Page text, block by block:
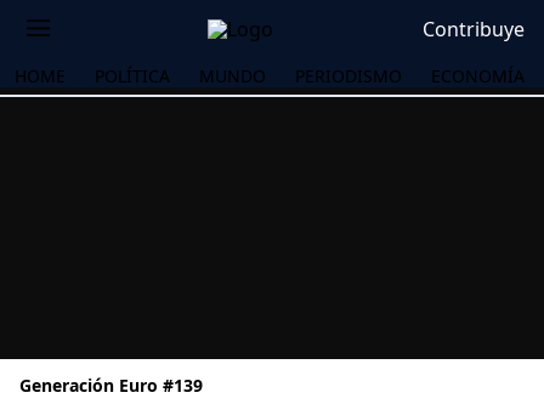
Contribuye
HOME POLÍTICA MUNDO PERIODISMO ECONOMÍA
Generación Euro #139